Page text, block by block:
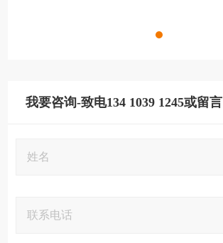
我要咨询-致电134 1039 1245或留言